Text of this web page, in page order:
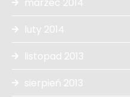
marzec 2014
luty 2014
listopad 2013
sierpień 2013